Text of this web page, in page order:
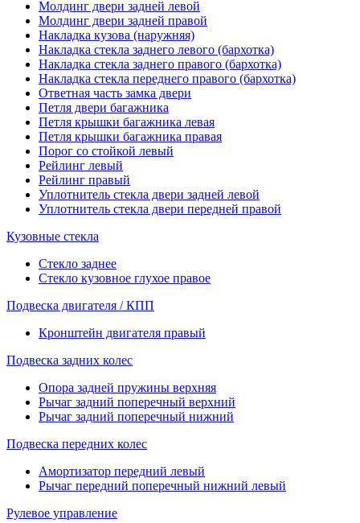
Молдинг двери задней левой
Молдинг двери задней правой
Накладка кузова (наружняя)
Накладка стекла заднего левого (бархотка)
Накладка стекла заднего правого (бархотка)
Накладка стекла переднего правого (бархотка)
Ответная часть замка двери
Петля двери багажника
Петля крышки багажника левая
Петля крышки багажника правая
Порог со стойкой левый
Рейлинг левый
Рейлинг правый
Уплотнитель стекла двери задней левой
Уплотнитель стекла двери передней правой
Кузовные стекла
Стекло заднее
Стекло кузовное глухое правое
Подвеска двигателя / КПП
Кронштейн двигателя правый
Подвеска задних колес
Опора задней пружины верхняя
Рычаг задний поперечный верхний
Рычаг задний поперечный нижний
Подвеска передних колес
Амортизатор передний левый
Рычаг передний поперечный нижний левый
Рулевое управление